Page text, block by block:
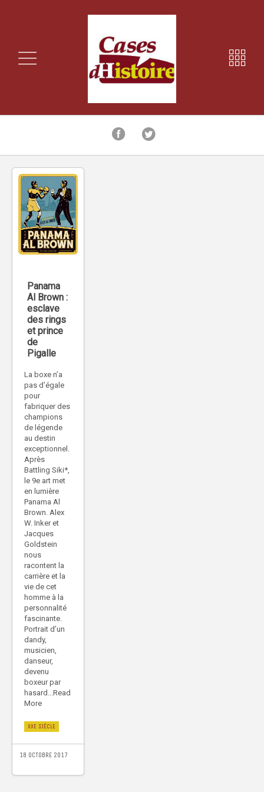
Panama
Al Brown :
esclave
des rings
et prince
de
Pigalle
La boxe n’a
pas d’égale
pour
fabriquer des
champions
de légende
au destin
exceptionnel.
Après
Battling Siki*,
le 9e art met
en lumière
Panama Al
Brown. Alex
W. Inker et
Jacques
Goldstein
nous
racontent la
carrière et la
vie de cet
homme à la
personnalité
fascinante.
Portrait d’un
dandy,
musicien,
danseur,
devenu
boxeur par
hasard...Read
More
XXE SIÈCLE
18 OCTOBRE 2017